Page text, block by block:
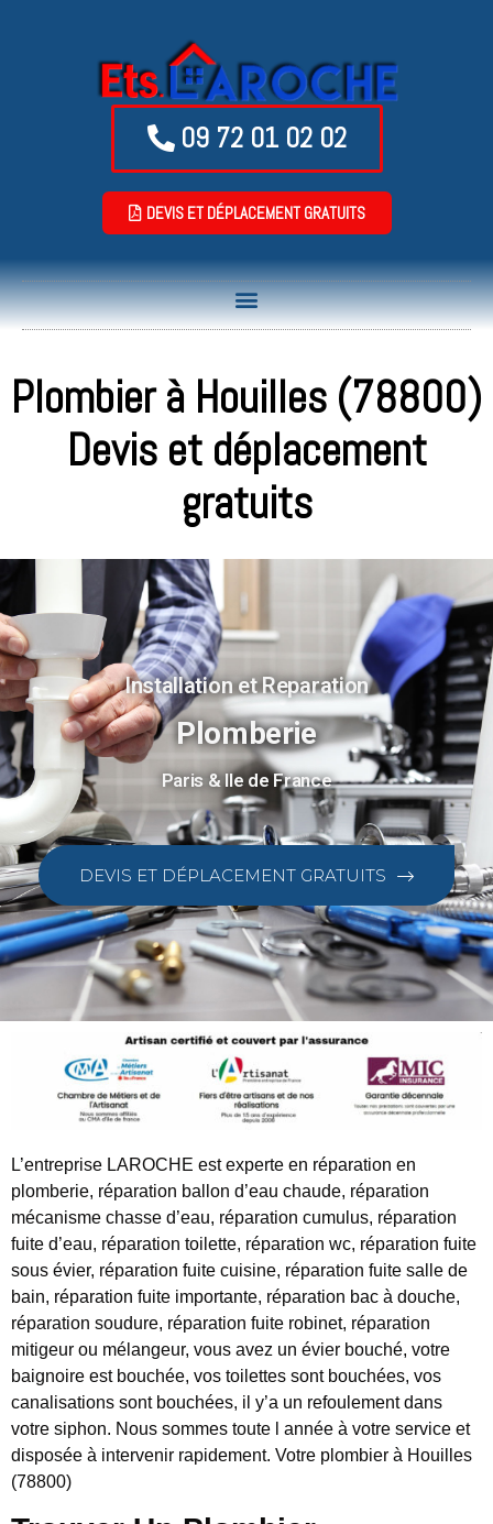
09 72 01 02 02
DEVIS ET DÉPLACEMENT GRATUITS
Plombier à Houilles (78800)
Devis et déplacement
gratuits
Installation et Reparation
Plomberie
Paris & Ile de France
DEVIS ET DÉPLACEMENT GRATUITS
L’entreprise LAROCHE est experte en réparation en
plomberie, réparation ballon d’eau chaude, réparation
mécanisme chasse d’eau, réparation cumulus, réparation
fuite d’eau, réparation toilette, réparation wc, réparation fuite
sous évier, réparation fuite cuisine, réparation fuite salle de
bain, réparation fuite importante, réparation bac à douche,
réparation soudure, réparation fuite robinet, réparation
mitigeur ou mélangeur, vous avez un évier bouché, votre
baignoire est bouchée, vos toilettes sont bouchées, vos
canalisations sont bouchées, il y’a un refoulement dans
votre siphon. Nous sommes toute l année à votre service et
disposée à intervenir rapidement. Votre plombier à Houilles
(78800)